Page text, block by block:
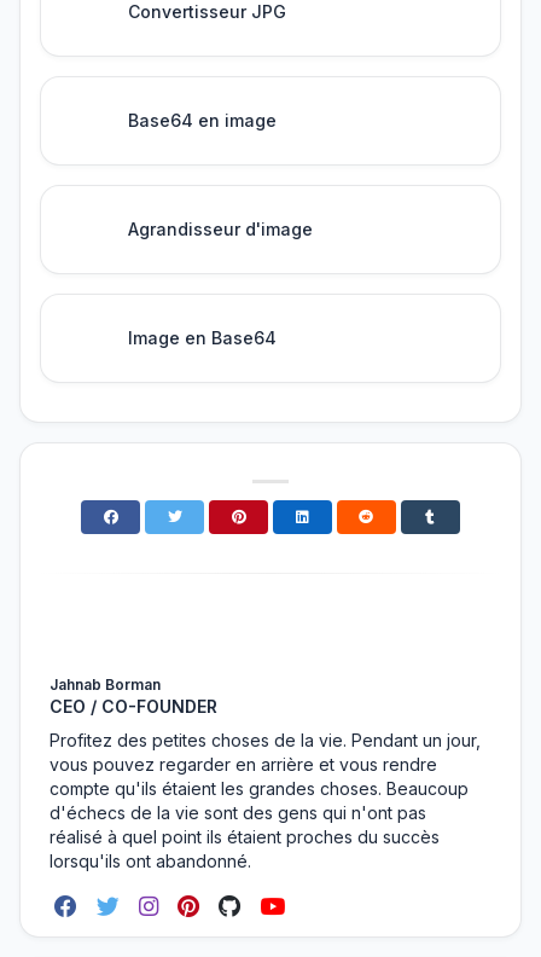
Convertisseur JPG
Base64 en image
Agrandisseur d'image
Image en Base64
Jahnab Borman
CEO / CO-FOUNDER
Profitez des petites choses de la vie. Pendant un jour,
vous pouvez regarder en arrière et vous rendre
compte qu'ils étaient les grandes choses. Beaucoup
d'échecs de la vie sont des gens qui n'ont pas
réalisé à quel point ils étaient proches du succès
lorsqu'ils ont abandonné.